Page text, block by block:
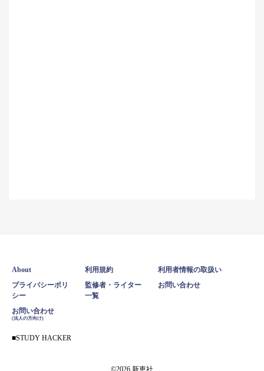
About 利用規約 利用者情報の取扱い
プライバシーポリ
シー
監修者・ライター
一覧
お問い合わせ
お問い合わせ
(法人の方向け)
STUDY HACKER
©2026 新恵社